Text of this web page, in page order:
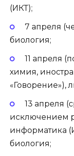
(ИКТ);
7 апреля
биология;
11 апреля
химия,
«Говорение»),
13 апреля
исключением
информатика
биология;